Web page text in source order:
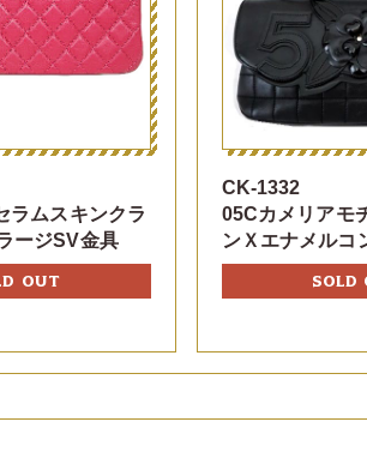
ラムスキンクラ
ージSV金具
OUT
CK-1332
05Cカメリアモ
ンＸエナメルコ
SOLD